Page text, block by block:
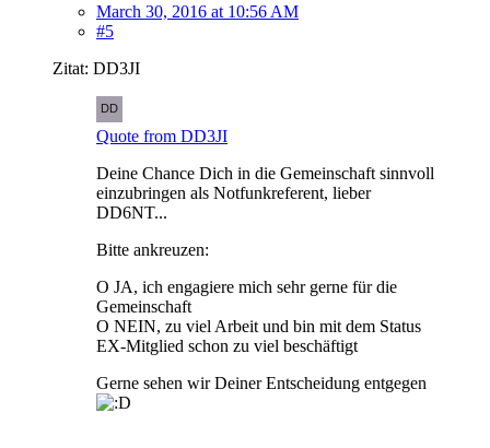
March 30, 2016 at 10:56 AM
#5
Zitat: DD3JI
Quote from DD3JI
Deine Chance Dich in die Gemeinschaft sinnvoll
einzubringen als Notfunkreferent, lieber
DD6NT...
Bitte ankreuzen:
O JA, ich engagiere mich sehr gerne für die
Gemeinschaft
O NEIN, zu viel Arbeit und bin mit dem Status
EX-Mitglied schon zu viel beschäftigt
Gerne sehen wir Deiner Entscheidung entgegen